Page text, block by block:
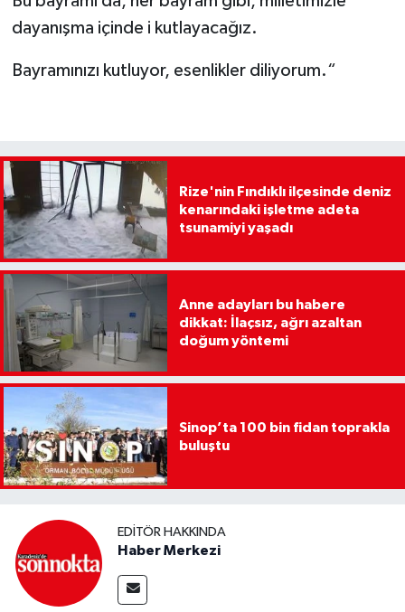
dayanışma içinde i kutlayacağız.
Bayramınızı kutluyor, esenlikler diliyorum.“
Rize'nin Fındıklı ilçesinde deniz
kenarındaki işletme adeta
tsunamiyi yaşadı
Anne adayları bu habere
dikkat: İlaçsız, ağrı azaltan
doğum yöntemi
Sinop’ta 100 bin fidan toprakla
buluştu
EDITÖR HAKKINDA
Haber Merkezi